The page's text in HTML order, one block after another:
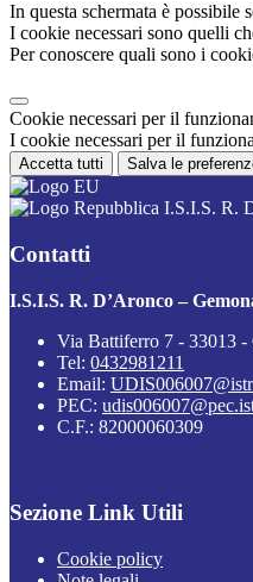
In questa schermata è possibile
I cookie necessari sono quelli
Per conoscere quali sono i
Cookie necessari per il
I cookie necessari per il
Accetta tutti Salva le
I.S.I.S. R.
Contatti
I.S.I.S. R. D’Aronco –
Via Battiferro 7 - 33013
Tel: 0432981211
Email:
PEC:
C.F.: 82000060309
Sezione Link Utili
Cookie policy